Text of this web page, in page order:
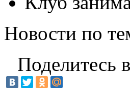
Новости по
Поделитесь